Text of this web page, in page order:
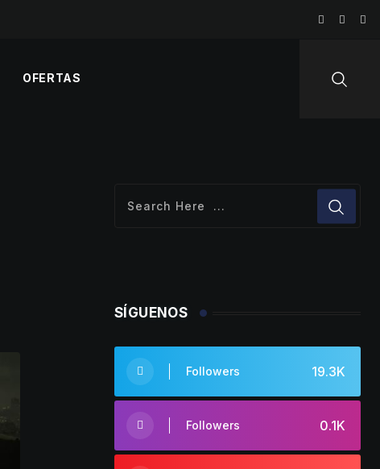
OFERTAS
SÍGUENOS
19.3K
Followers
0.1K
Followers